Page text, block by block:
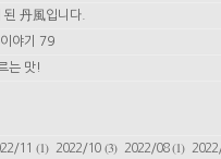
된 丹風입니다.
야기 79
는 맛!
11(1) 2022/10 (3) 2022/08(1)